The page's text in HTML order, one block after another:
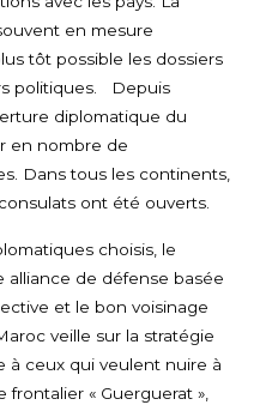
en mesure
tôt possible les dossiers
politiques. Depuis
diplomatique du
en nombre de
Dans tous les continents,
ont été ouverts.
choisis, le
alliance de défense basée
et le bon voisinage
veille sur la stratégie
ceux qui veulent nuire à
frontalier « Guerguerat »,